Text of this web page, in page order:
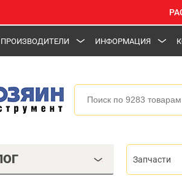
ПРОИЗВОДИТЕЛИ ИНФОРМАЦИЯ
Запчасти